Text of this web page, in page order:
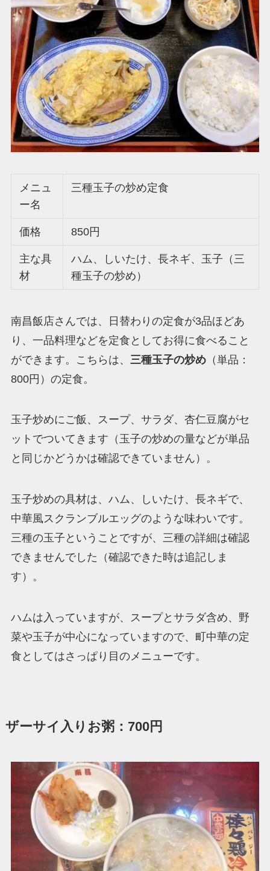
メニュ
ー名
三種玉子の炒め定食
価格 850円
主な具
材
ハム、しいたけ、長ネギ、玉子（三
種玉子の炒め）
南昌飯店さんでは、日替わりの定食が3品ほどあ
り、一品料理などを定食としてお得に食べること
ができます。こちらは、 三種玉子の炒め（単品：
800円）の定食。
玉子炒めにご飯、スープ、サラダ、杏仁豆腐がセ
ットでついてきます（玉子の炒めの量などが単品
と同じかどうかは確認できていません）。
玉子炒めの具材は、ハム、しいたけ、長ネギで、
中華風スクランブルエッグのような味わいです。
三種の玉子ということですが、三種の詳細は確認
できませんでした（確認できた時は追記しま
す）。
ハムは入っていますが、スープとサラダ含め、野
菜や玉子が中心になっていますので、町中華の定
食としてはさっぱり目のメニューです。
ザーサイ入りお粥：700円